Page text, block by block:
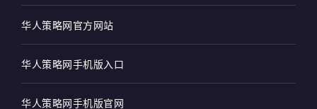
华人策略网官方网站
华人策略网手机版入口
华人策略网手机版官网